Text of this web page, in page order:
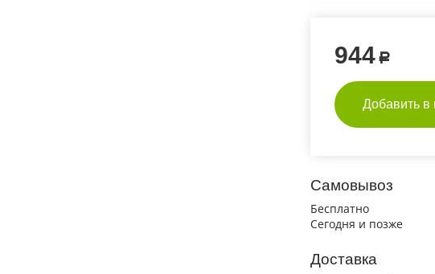
944 Р
Добавить в
Самовывоз
Бесплатно
Сегодня и позже
Доставка